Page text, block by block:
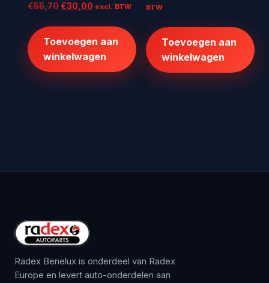
€55,70Oorspronkelijke
€55,70.
€30,00 Huidige
€30,00.
excl. BTW
Toevoegen aan
winkelwagen
€399,95.
BTW
Toevoegen aan
winkelwagen
Radex Benelux is onderdeel van Radex
Europe en levert auto-onderdelen aan